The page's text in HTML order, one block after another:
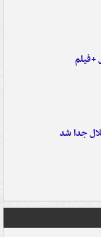
+فیلم
جدا شد